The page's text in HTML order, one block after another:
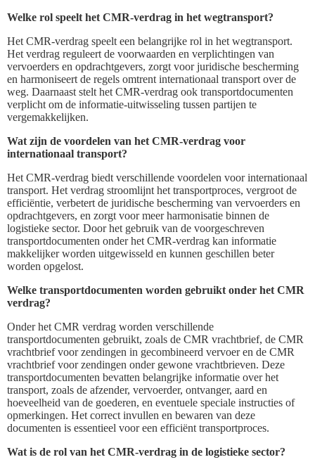
Welke rol speelt het CMR-verdrag in het wegtransport?
Het CMR-verdrag speelt een belangrijke rol in het wegtransport.
Het verdrag reguleert de voorwaarden en verplichtingen van
vervoerders en opdrachtgevers, zorgt voor juridische bescherming
en harmoniseert de regels omtrent internationaal transport over de
weg. Daarnaast stelt het CMR-verdrag ook transportdocumenten
verplicht om de informatie-uitwisseling tussen partijen te
vergemakkelijken.
Wat zijn de voordelen van het CMR-verdrag voor
internationaal transport?
Het CMR-verdrag biedt verschillende voordelen voor internationaal
transport. Het verdrag stroomlijnt het transportproces, vergroot de
efficiëntie, verbetert de juridische bescherming van vervoerders en
opdrachtgevers, en zorgt voor meer harmonisatie binnen de
logistieke sector. Door het gebruik van de voorgeschreven
transportdocumenten onder het CMR-verdrag kan informatie
makkelijker worden uitgewisseld en kunnen geschillen beter
worden opgelost.
Welke transportdocumenten worden gebruikt onder het CMR
verdrag?
Onder het CMR verdrag worden verschillende
transportdocumenten gebruikt, zoals de CMR vrachtbrief, de CMR
vrachtbrief voor zendingen in gecombineerd vervoer en de CMR
vrachtbrief voor zendingen onder gewone vrachtbrieven. Deze
transportdocumenten bevatten belangrijke informatie over het
transport, zoals de afzender, vervoerder, ontvanger, aard en
hoeveelheid van de goederen, en eventuele speciale instructies of
opmerkingen. Het correct invullen en bewaren van deze
documenten is essentieel voor een efficiënt transportproces.
Wat is de rol van het CMR-verdrag in de logistieke sector?